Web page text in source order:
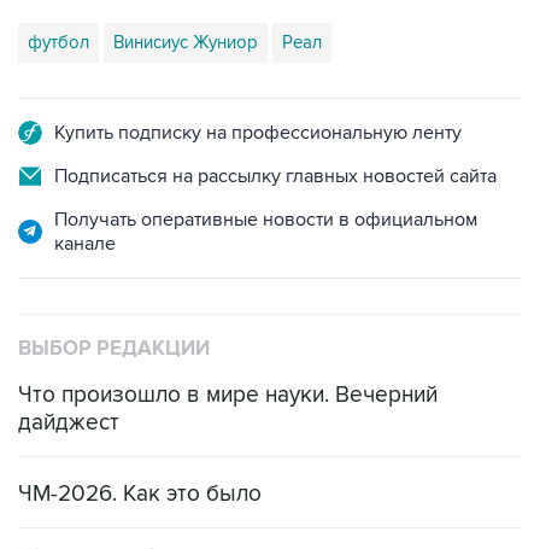
футбол Винисиус Жуниор Реал
Купить подписку на профессиональную ленту
Подписаться на рассылку главных новостей сайта
Получать оперативные новости в официальном
канале
ВЫБОР РЕДАКЦИИ
Что произошло в мире науки. Вечерний
дайджест
ЧМ-2026. Как это было